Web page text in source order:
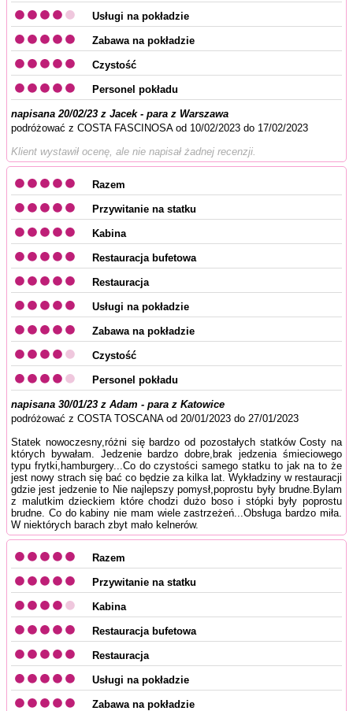
Usługi na pokładzie
Zabawa na pokładzie
Czystość
Personel pokładu
napisana 20/02/23 z Jacek - para z Warszawa
podróżować z COSTA FASCINOSA od 10/02/2023 do 17/02/2023
Klient wystawił ocenę, ale nie napisał żadnej recenzji.
Razem
Przywitanie na statku
Kabina
Restauracja bufetowa
Restauracja
Usługi na pokładzie
Zabawa na pokładzie
Czystość
Personel pokładu
napisana 30/01/23 z Adam - para z Katowice
podróżować z COSTA TOSCANA od 20/01/2023 do 27/01/2023
Statek nowoczesny,różni się bardzo od pozostałych statków Costy na
których bywałam. Jedzenie bardzo dobre,brak jedzenia śmieciowego
typu frytki,hamburgery...Co do czystości samego statku to jak na to że
jest nowy strach się bać co będzie za kilka lat. Wykładziny w restauracji
gdzie jest jedzenie to Nie najlepszy pomysł,poprostu były brudne.Bylam
z malutkim dzieckiem które chodzi dużo boso i stópki były poprostu
brudne. Co do kabiny nie mam wiele zastrzeżeń...Obsługa bardzo miła.
W niektórych barach zbyt mało kelnerów.
Razem
Przywitanie na statku
Kabina
Restauracja bufetowa
Restauracja
Usługi na pokładzie
Zabawa na pokładzie